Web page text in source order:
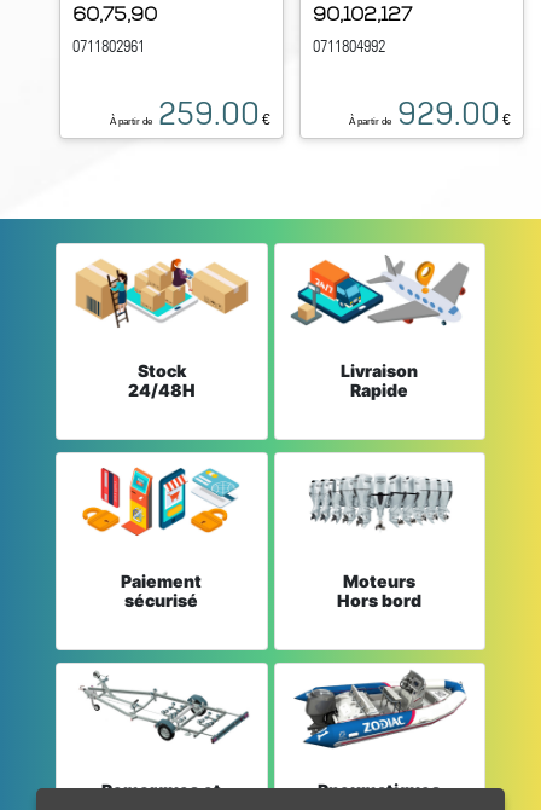
60,75,90
0711802961
À partir de 259.00 €
90,102,127
0711804992
À partir de 929.00 €
Stock
24/48H
Livraison
Rapide
Paiement
sécurisé
Moteurs
Hors bord
Remorques et
Pneumatiques